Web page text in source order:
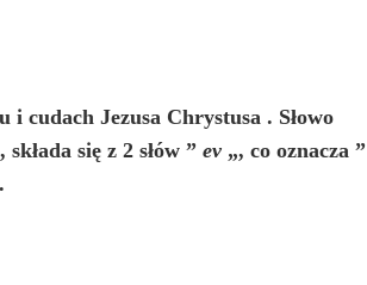
i cudach Jezusa Chrystusa . Słowo
składa się z 2 słów ”ev „, co oznacza ”